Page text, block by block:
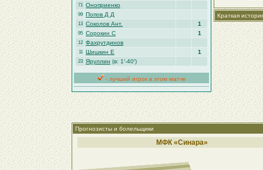
71 Оноприенко
99 Попов Д Д
13 Соколов Ант. 1
95 Сорокин С 1
12 Фахрутдинов
11 Шишкин Е 1
23 Яруллин (в: 1′-40′)
- лучший игрок в этом матче
Краткая
Прогнозисты и болельщики
МФК «Синара»